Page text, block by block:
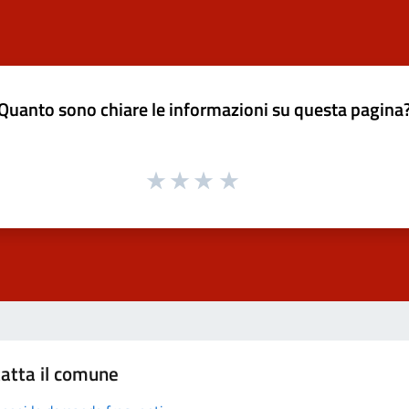
sono chiare le informazioni su questa
il comune